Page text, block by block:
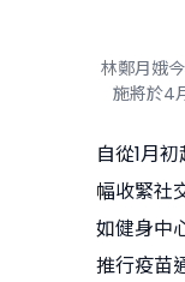
林鄭月娥
施將於4
自從1月
幅收緊社
如健身中
推行疫苗